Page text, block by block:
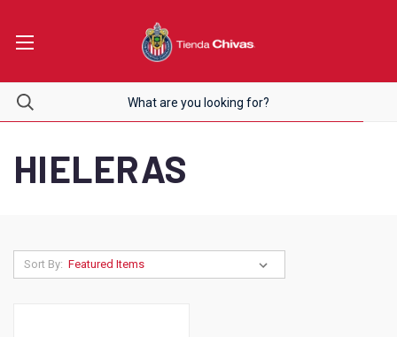
HIELERAS
Sort By: